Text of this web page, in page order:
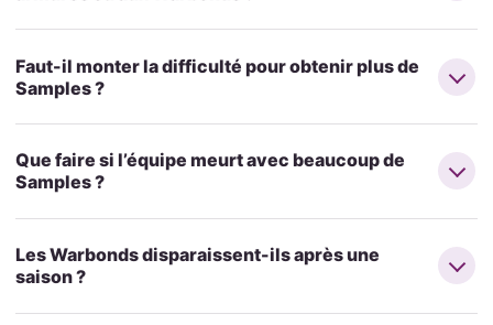
Faut-il monter la difficulté pour obtenir plus de
Samples ?
Que faire si l’équipe meurt avec beaucoup de
Samples ?
Les Warbonds disparaissent-ils après une
saison ?